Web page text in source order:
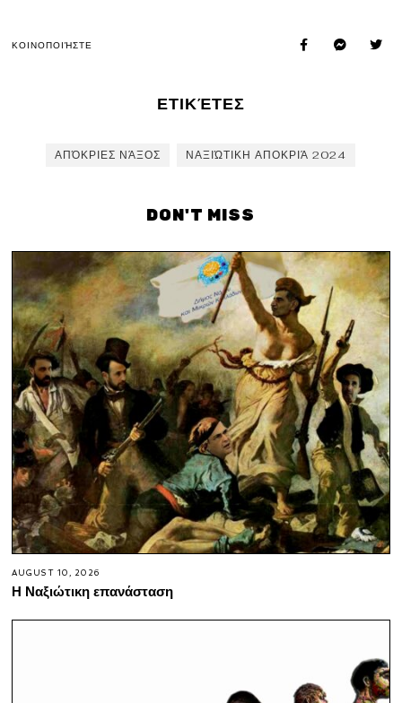
ΚΟΙΝΟΠΟΙΉΣΤΕ
ΕΤΙΚΈΤΕΣ
ΑΠΌΚΡΙΕΣ ΝΆΞΟΣ ΝΑΞΙΏΤΙΚΗ ΑΠΟΚΡΙΆ 2024
DON'T MISS
AUGUST 10, 2026
Η Ναξιώτικη επανάσταση